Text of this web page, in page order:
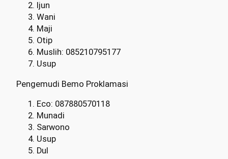
Ijun
Wani
Maji
Otip
Muslih: 085210795177
Usup
Pengemudi Bemo Proklamasi
Eco: 087880570118
Munadi
Sarwono
Usup
Dul